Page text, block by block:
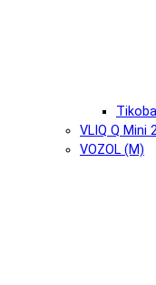
VLIQ Q Mini
VOZOL (М)